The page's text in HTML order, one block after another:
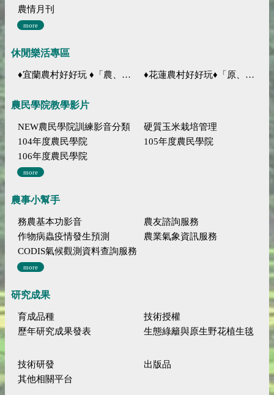
農情月刊
more
休閒樂活專區
♦宜蘭農村好好玩 ♦「農、藝、山、水」四條遊程推薦 ♦花蓮農村好好玩♦「原、生、慢、活」四條遊程推薦
農民學院教學影片
NEW農民學院訓練影音分類
硬質玉米栽培管理
104年度農民學院
105年度農民學院
106年度農民學院
more
農事小幫手
務農基本功影音
農友諮詢服務
作物病蟲疫情發生預測
農業氣象資訊服務
CODIS氣候觀測資料查詢服務
more
研究成果
育成品種
技術授權
歷年研究成果發表
生態綠籬與原生野花植生毯
技術研發
出版品
其他相關平台